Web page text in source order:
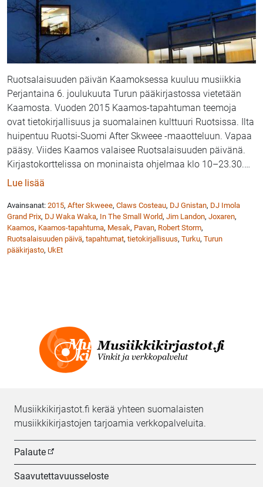
Ruotsalaisuuden päivän Kaamoksessa kuuluu musiikkia
Perjantaina 6. joulukuuta Turun pääkirjastossa vietetään
Kaamosta. Vuoden 2015 Kaamos-tapahtuman teemoja
ovat tietokirjallisuus ja suomalainen kulttuuri Ruotsissa. Ilta
huipentuu Ruotsi-Suomi After Skweee -maaotteluun. Vapaa
pääsy. Viides Kaamos valaisee Ruotsalaisuuden päivänä.
Kirjastokorttelissa on moninaista ohjelmaa klo 10–23.30. …
Lue lisää
Avainsanat: 2015, After Skweee, Claws Costeau, DJ Gnistan, DJ Imola
Grand Prix, DJ Waka Waka, In The Small World, Jim Landon, Joxaren,
Kaamos, Kaamos-tapahtuma, Mesak, Pavan, Robert Storm,
Ruotsalaisuuden päivä, tapahtumat, tietokirjallisuus, Turku, Turun
pääkirjasto, UkEt
Musiikkikirjastot.fi kerää yhteen suomalaisten
musiikkikirjastojen tarjoamia verkkopalveluita.
Palaute
Saavutettavuusseloste